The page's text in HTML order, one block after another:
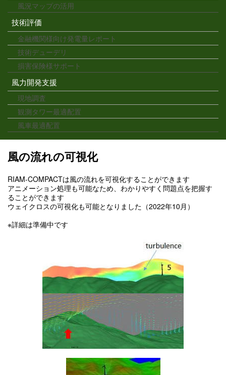
風況マップの活用
技術評価
金融機関様向け発電量レポート
技術デューデリ
損害保険様サポート
風力開発支援
現地調査
観測タワー最適配置
風車最適配置
風の流れの可視化
RIAM-COMPACTは風の流れを可視化することができます
アニメーション処理も可能なため、わかりやすく問題点を把握す
ることができます
ウェイクロスの可視化も可能となりました（2022年10月）
※詳細は準備中です